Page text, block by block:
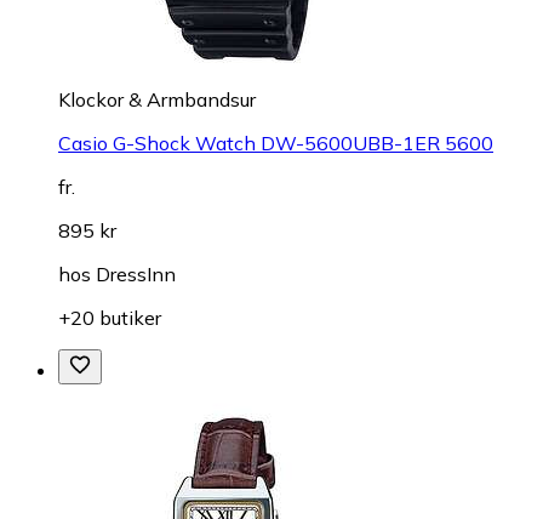
Klockor & Armbandsur
Casio G-Shock Watch DW-5600UBB-1ER 5600
fr.
895 kr
hos DressInn
+20 butiker